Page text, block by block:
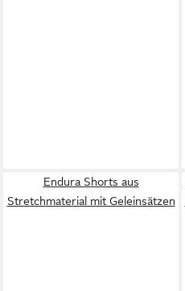
Endura Shorts aus
Stretchmaterial mit Geleinsätzen